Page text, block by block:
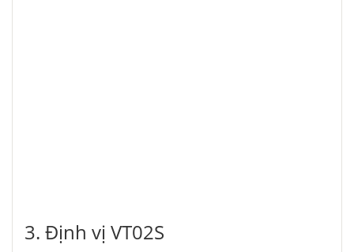
3. Định vị VT02S